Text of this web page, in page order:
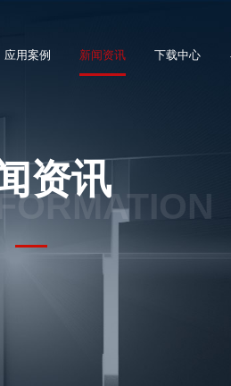
应用案例
汽车传感器
汽车摄像头
其他汽车零部件
新闻资讯
公司新闻
常见问题
下载中心
资讯